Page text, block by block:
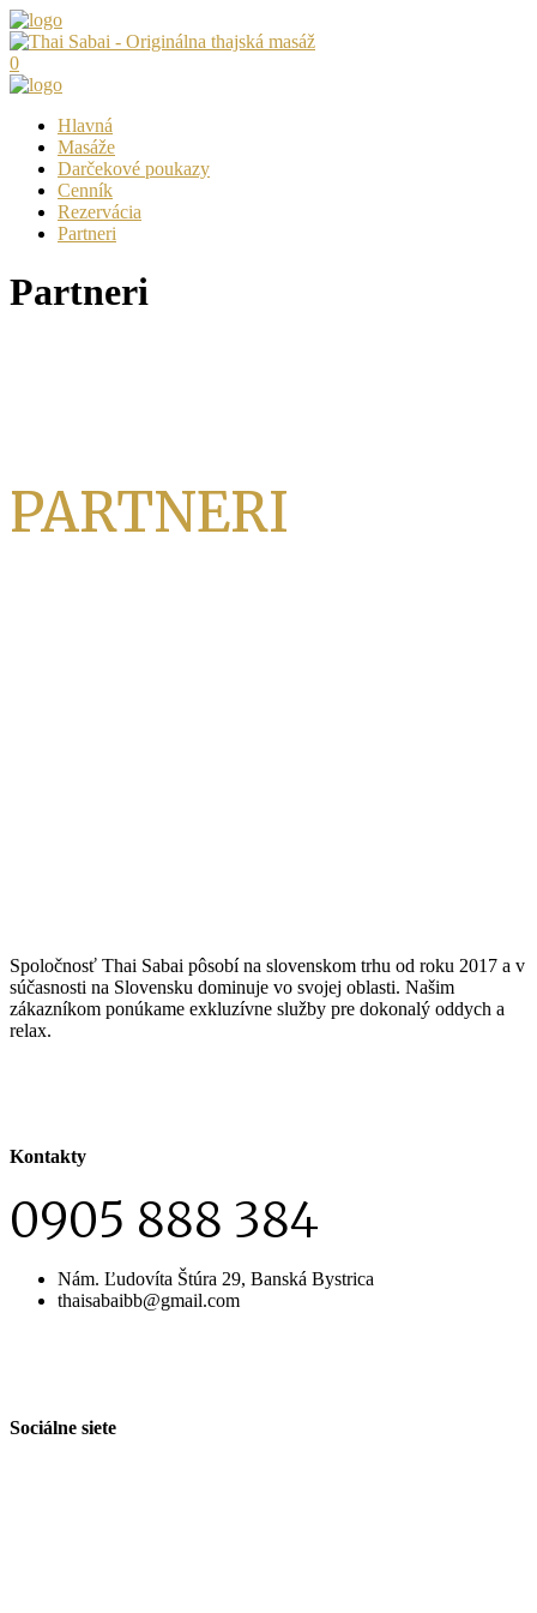
0
Hlavná
Masáže
Darčekové poukazy
Cenník
Rezervácia
Partneri
Partneri
PARTNERI
Spoločnosť Thai Sabai pôsobí na slovenskom trhu od roku 2017 a v
súčasnosti na Slovensku dominuje vo svojej oblasti. Našim
zákazníkom ponúkame exkluzívne služby pre dokonalý oddych a
relax.
Kontakty
0905 888 384
Nám. Ľudovíta Štúra 29, Banská Bystrica
thaisabaibb@gmail.com
Sociálne siete